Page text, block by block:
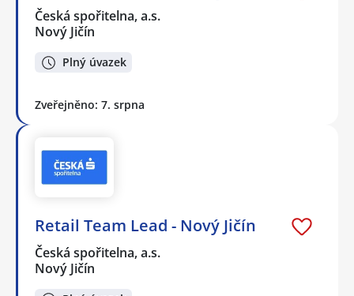
Česká spořitelna, a.s.
Nový Jičín
Plný úvazek
Zveřejněno: 7. srpna
Retail Team Lead - Nový Jičín
Česká spořitelna, a.s.
Nový Jičín